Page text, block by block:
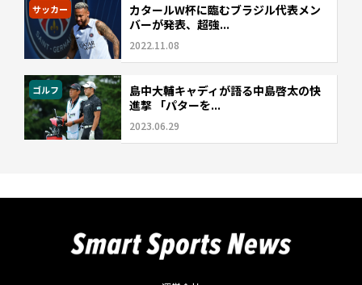
サッカー
カタールW杯に臨むブラジル代表メン
バーが発表、超強...
2022.11.08
ゴルフ
島中大輔キャディが語る中島啓太の快
進撃 「パターを...
2023.06.29